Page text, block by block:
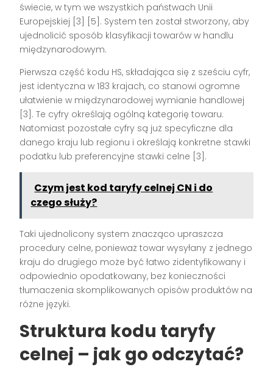
świecie, w tym we wszystkich państwach Unii
Europejskiej [3] [5]. System ten został stworzony, aby
ujednolicić sposób klasyfikacji towarów w handlu
międzynarodowym.
Pierwsza część kodu HS, składająca się z sześciu cyfr,
jest identyczna w 183 krajach, co stanowi ogromne
ułatwienie w międzynarodowej wymianie handlowej
[3]. Te cyfry określają ogólną kategorię towaru.
Natomiast pozostałe cyfry są już specyficzne dla
danego kraju lub regionu i określają konkretne stawki
podatku lub preferencyjne stawki celne [3].
Czym jest kod taryfy celnej CN i do
czego służy?
Taki ujednolicony system znacząco upraszcza
procedury celne, ponieważ towar wysyłany z jednego
kraju do drugiego może być łatwo zidentyfikowany i
odpowiednio opodatkowany, bez konieczności
tłumaczenia skomplikowanych opisów produktów na
różne języki.
Struktura kodu taryfy
celnej – jak go odczytać?